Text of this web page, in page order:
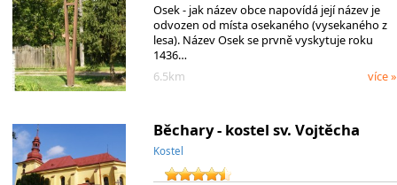
Osek - jak název obce napovídá její název je
odvozen od místa osekaného (vysekaného z
lesa). Název Osek se prvně vyskytuje roku
1436…
6.5km
více »
Běchary - kostel sv. Vojtěcha
Kostel